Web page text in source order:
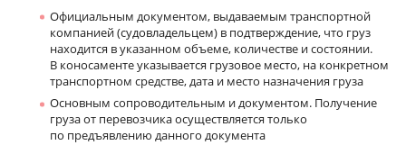
Официальным документом, выдаваемым транспортной
компанией (судовладельцем) в подтверждение, что груз
находится в указанном объеме, количестве и состоянии.
В коносаменте указывается грузовое место, на конкретном
транспортном средстве, дата и место назначения груза
Основным сопроводительным и документом. Получение
груза от перевозчика осуществляется только
по предъявлению данного документа